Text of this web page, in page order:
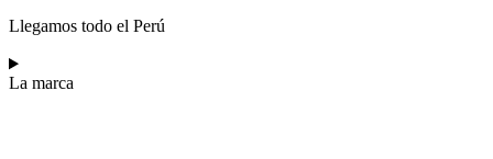
Llegamos todo el Perú
La marca​